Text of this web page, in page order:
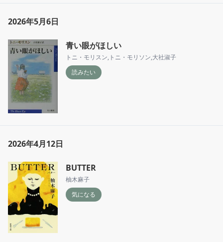
2026年5月6日
青い眼がほしい
トニ・モリスン, トニ・モリソン,大社淑子
読みたい
2026年4月12日
BUTTER
柚木麻子
気になる